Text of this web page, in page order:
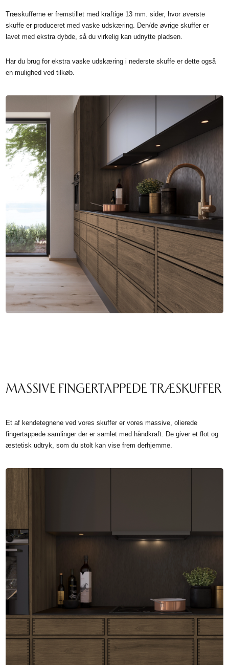
Træskufferne er fremstillet med kraftige 13 mm. sider, hvor øverste
skuffe er produceret med vaske udskæring. Den/de øvrige skuffer er
lavet med ekstra dybde, så du virkelig kan udnytte pladsen.
Har du brug for ekstra vaske udskæring i nederste skuffe er dette også
en mulighed ved tilkøb.
MASSIVE FINGERTAPPEDE TRÆSKUFFER
Et af kendetegnene ved vores skuffer er vores massive, olierede
fingertappede samlinger der er samlet med håndkraft. De giver et flot og
æstetisk udtryk, som du stolt kan vise frem derhjemme.